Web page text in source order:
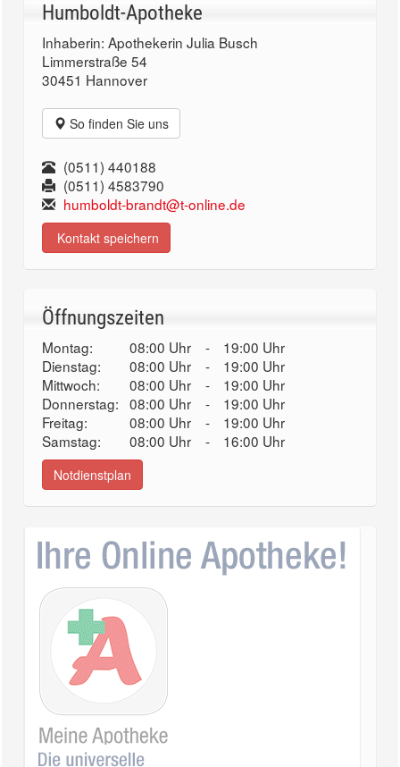
Humboldt-Apotheke
Inhaberin: Apothekerin Julia Busch
Limmerstraße 54
30451 Hannover
So finden Sie uns
(0511) 440188
(0511) 4583790
humboldt-brandt@t-online.de
Kontakt speichern
Öffnungszeiten
Montag: 08:00 Uhr -
19:00 Uhr
Dienstag:
08:00 Uhr -
19:00 Uhr
Mittwoch:
08:00 Uhr -
19:00 Uhr
Donnerstag: 08:00 Uhr -
19:00 Uhr
Freitag:
08:00 Uhr -
19:00 Uhr
Samstag:
08:00 Uhr - 16:00 Uhr
Notdienstplan